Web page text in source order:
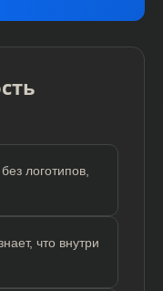
логотипов,
что внутри